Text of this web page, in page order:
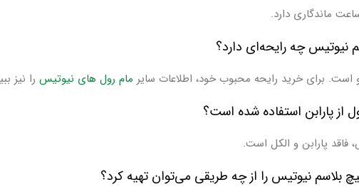
نیوتیس چه رایحه‌ای دارد؟
برای خرید رایحه محبوب خود، اطلاعات سایر مام رول های نیوتیسرا نیز
از پارابن استفاده شده است؟
فاقد پارابن و الکل است.
پیچ بلاسم نیوتیس را از چه طریقی می‌توان تهیه کرد؟